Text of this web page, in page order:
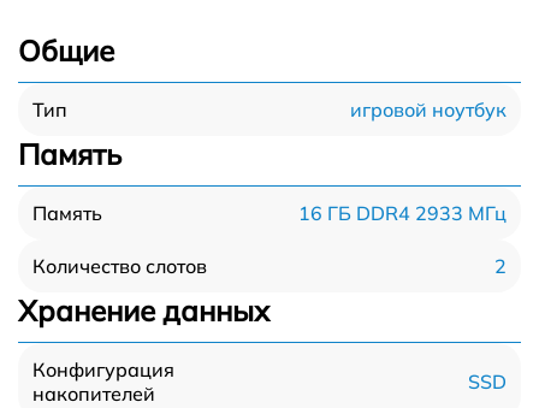
Общие
Тип игровой ноутбук
Память
Память 16 ГБ DDR4 2933 МГц
Количество слотов 2
Хранение данных
Конфигурация
накопителей
SSD